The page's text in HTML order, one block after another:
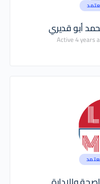
أبو قديري
Active 4 years